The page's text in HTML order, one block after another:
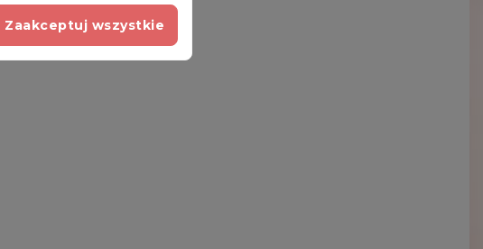
Zaakceptuj wszystkie